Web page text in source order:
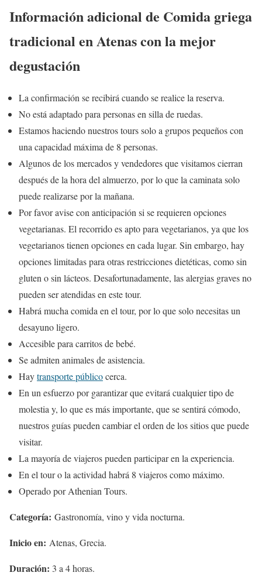
Información adicional de Comida griega
tradicional en Atenas con la mejor
degustación
La confirmación se recibirá cuando se realice la reserva.
No está adaptado para personas en silla de ruedas.
Estamos haciendo nuestros tours solo a grupos pequeños con
una capacidad máxima de 8 personas.
Algunos de los mercados y vendedores que visitamos cierran
después de la hora del almuerzo, por lo que la caminata solo
puede realizarse por la mañana.
Por favor avise con anticipación si se requieren opciones
vegetarianas. El recorrido es apto para vegetarianos, ya que los
vegetarianos tienen opciones en cada lugar. Sin embargo, hay
opciones limitadas para otras restricciones dietéticas, como sin
gluten o sin lácteos. Desafortunadamente, las alergias graves no
pueden ser atendidas en este tour.
Habrá mucha comida en el tour, por lo que solo necesitas un
desayuno ligero.
Accesible para carritos de bebé.
Se admiten animales de asistencia.
Haytransporte públicocerca.
En un esfuerzo por garantizar que evitará cualquier tipo de
molestia y, lo que es más importante, que se sentirá cómodo,
nuestros guías pueden cambiar el orden de los sitios que puede
visitar.
La mayoría de viajeros pueden participar en la experiencia.
En el tour o la actividad habrá 8 viajeros como máximo.
Operado por Athenian Tours.
Categoría: Gastronomía, vino y vida nocturna.
Inicio en: Atenas, Grecia.
Duración: 3 a 4 horas.